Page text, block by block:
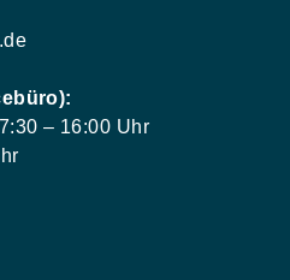
– 16:00 Uhr